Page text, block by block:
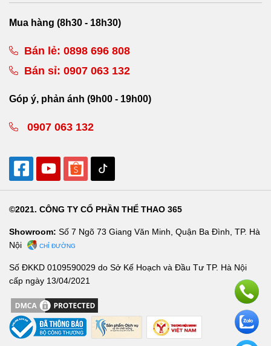
Mua hàng (8h30 - 18h30)
Bán lẻ: 0898 696 808
Bán sỉ: 0907 063 132
Góp ý, phản ánh (9h00 - 19h00)
0907 063 132
©2021. CÔNG TY CỔ PHẦN THỂ THAO 365
Showroom: Số 7 Ngõ 73 Giang Văn Minh, Quận Ba Đình, TP. Hà
Nội
CHỈ ĐƯỜNG
Số ĐKKD 0109590029 do Sở Kế Hoạch và Đầu Tư TP. Hà Nội
cấp ngày 13/04/2021